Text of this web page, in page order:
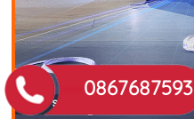
0867687593